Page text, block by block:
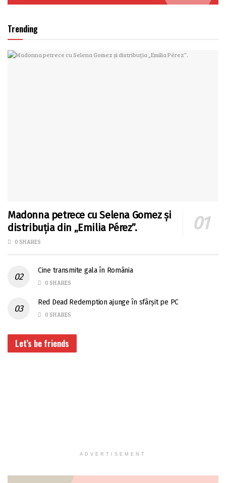
Trending
Madonna petrece cu Selena Gomez și
distribuția din „Emilia Pérez”.
0 SHARES
Cine transmite gala în România
0 SHARES
Red Dead Redemption ajunge în sfârșit pe PC
0 SHARES
Let’s be friends
ADVERTISEMENT